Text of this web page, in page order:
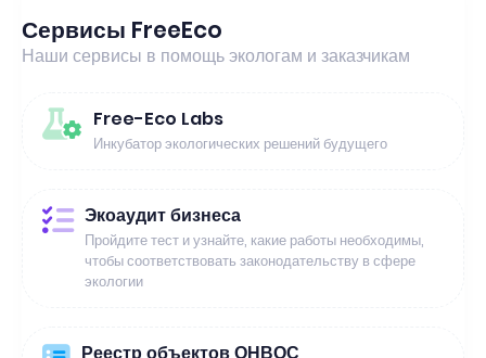
Сервисы FreeEco
Наши сервисы в помощь экологам и заказчикам
Free-Eco Labs
Инкубатор экологических решений будущего
Экоаудит бизнеса
Пройдите тест и узнайте, какие работы необходимы,
чтобы соответствовать законодательству в сфере
экологии